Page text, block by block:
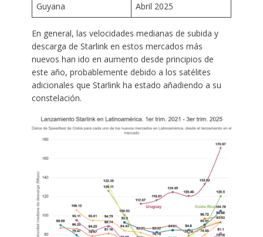
Guyana
Abril 2025
En general, las velocidades medianas de subida y
descarga de Starlink en estos mercados más
nuevos han ido en aumento desde principios de
este año, probablemente debido a los satélites
adicionales que Starlink ha estado añadiendo a su
constelación.